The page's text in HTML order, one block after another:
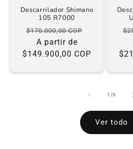
Descarrilador Shimano
105 R7000
Precio
habitual
$170.000,00 COP
oferta
A partir de
$149.900,00 COP
1 /de
3
Ver todo